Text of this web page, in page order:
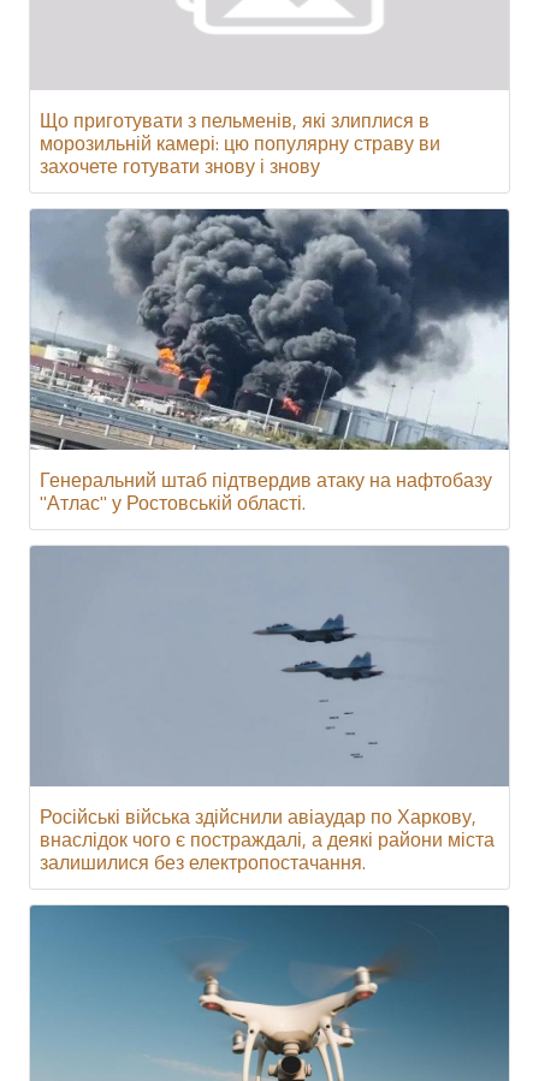
Що приготувати з пельменів, які злиплися в
морозильній камері: цю популярну страву ви
захочете готувати знову і знову
Генеральний штаб підтвердив атаку на нафтобазу
"Атлас" у Ростовській області.
Російські війська здійснили авіаудар по Харкову,
внаслідок чого є постраждалі, а деякі райони міста
залишилися без електропостачання.